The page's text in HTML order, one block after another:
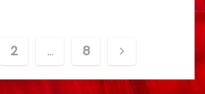
2 … 8